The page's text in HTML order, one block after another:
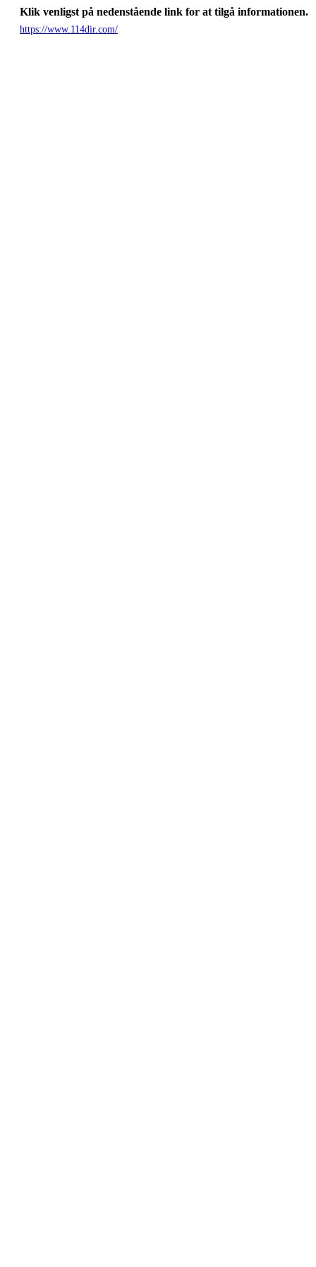
Klik venligst på nedenstående link for at tilgå informationen.
https://www.114dir.com/